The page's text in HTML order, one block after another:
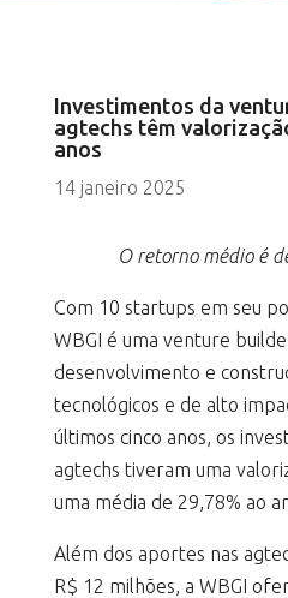
Investimentos da
agtechs têm
anos
14 janeiro 2025
O retorno médio é
Com 10 startups em seu
WBGI é uma venture
desenvolvimento e
tecnológicos e de alto
últimos cinco anos, os
agtechs tiveram uma
uma média de 29,78% ao
Além dos aportes nas
R$ 12 milhões, a WBGI